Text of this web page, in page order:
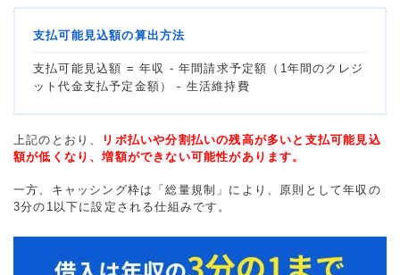
支払可能見込額の算出方法
支払可能見込額 = 年収 - 年間請求予定額（1年間のクレジ
ット代金支払予定金額） - 生活維持費
上記のとおり、
リボ払いや分割払いの残高が多いと支払可能見込
額が低くなり、増額ができない可能性があります。
一方、キャッシング枠は「総量規制」により、原則として年収の
3分の1以下に設定される仕組みです。